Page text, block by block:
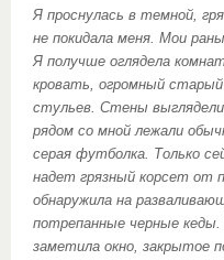
Я проснулась в темной,
не покидала меня. Мои
Я получше оглядела
кровать, огромный старый
стульев. Стены
рядом со мной лежали
серая футболка. Только
надет грязный корсет от
обнаружила на
потрепанные черные
заметила окно, закрытое